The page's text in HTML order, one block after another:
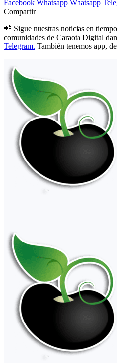
Facebook Whatsapp Whatsapp
Compartir
📲 Sigue nuestras noticias en
comunidades de Caraota Digital
Telegram. También tenemos app,